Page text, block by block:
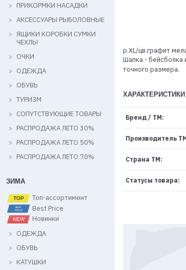
ПРИКОРМКИ НАСАДКИ
АКСЕССУАРЫ РЫБОЛОВНЫЕ
ЯЩИКИ КОРОБКИ СУМКИ
ЧЕХЛЫ
ОЧКИ
ОДЕЖДА
ОБУВЬ
ТУРИЗМ
СОПУТСТВУЮЩИЕ ТОВАРЫ
РАСПРОДАЖА ЛЕТО 30%
РАСПРОДАЖА ЛЕТО 50%
РАСПРОДАЖА ЛЕТО 70%
ЗИМА
Топ-ассортимент
Best Price
Новинки
ОДЕЖДА
ОБУВЬ
КАТУШКИ
р.XL/цв.графит
Шапка - бейсболка
точного размера.
ХАРАКТЕРИСТИКИ
Бренд / ТМ:
Производитель
Страна ТМ:
Статусы товара: